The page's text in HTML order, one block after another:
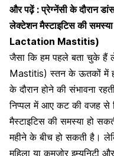
और पढ़ें :प्रेग्नेंसी के दौरान
लेक्टेशन मैस्टाइटिस की
Lactation Mastitis)
जैसा कि हम पहले बता चुके हैं
Mastitis) स्तन के ऊतकों में
के दौरान होने की संभावना
निप्पल में आए कट की वजह से
मैस्टाइटिस की समस्या हो
महीने के बीच हो सकती है।
महिला या कमजोर इम्यूनिटी